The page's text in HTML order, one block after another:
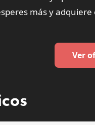
más y
Ver